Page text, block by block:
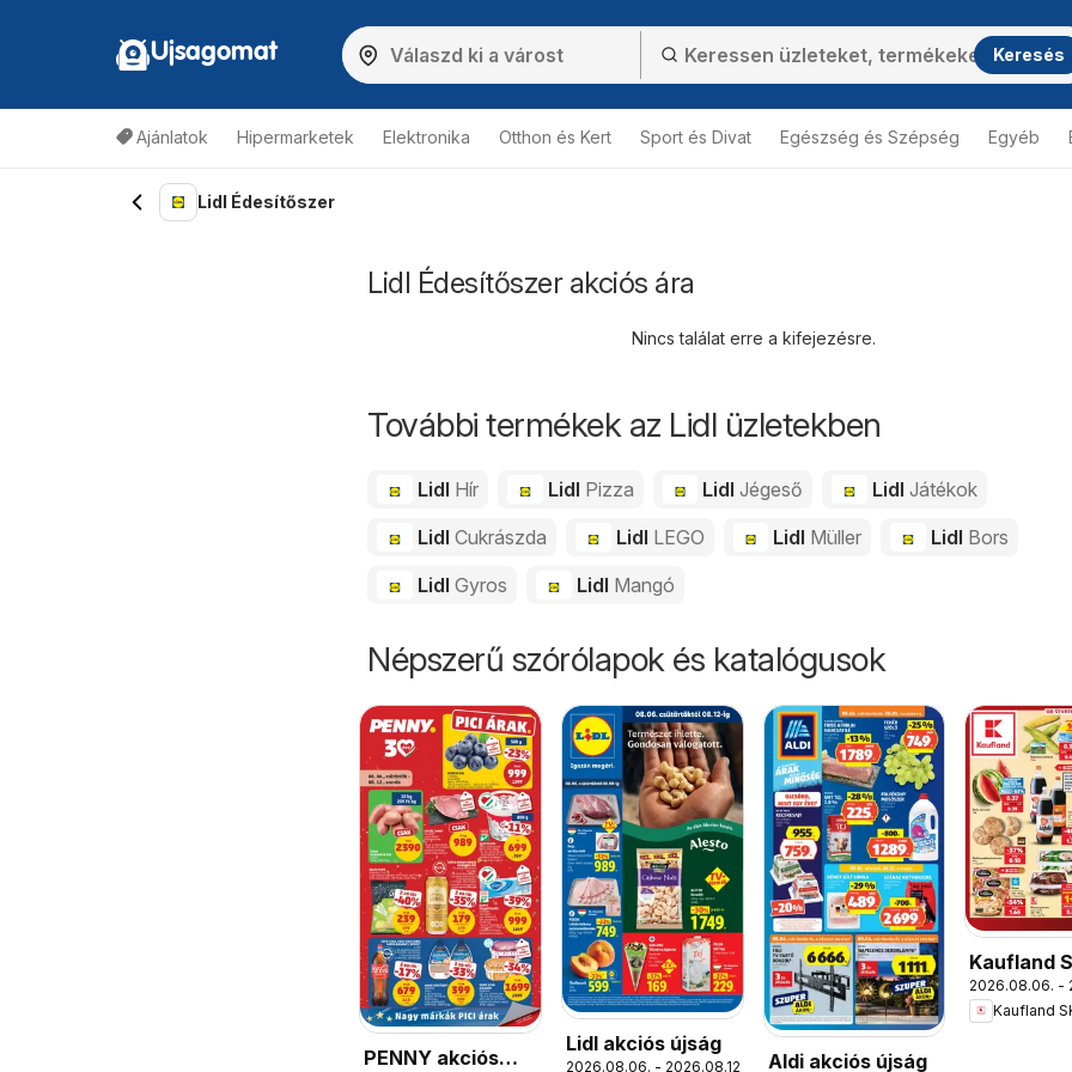
Ujsagomat Keresés
Ajánlatok Hipermarketek Elektronika Otthon és Kert Sport és Divat Egészség és Szépség Egyéb
Lidl Édesítőszer
Lidl Édesítőszer akciós ára
Nincs találat erre a kifejezésre.
További termékek az Lidl üzletekben
Lidl Hír Lidl Pizza LidlJégeső LidlJátékok
Lidl Cukrászda Lidl LEGO Lidl Müller Lidl Bors
Lidl Gyros Lidl Mangó
Népszerű szórólapok és katalógusok
PENNY akciós
Lidl akciós újság
2026.08.06. - 2026.08.12.
Aldi akciós újság
Kaufland
akciós
2026.08.06. -
Kaufland